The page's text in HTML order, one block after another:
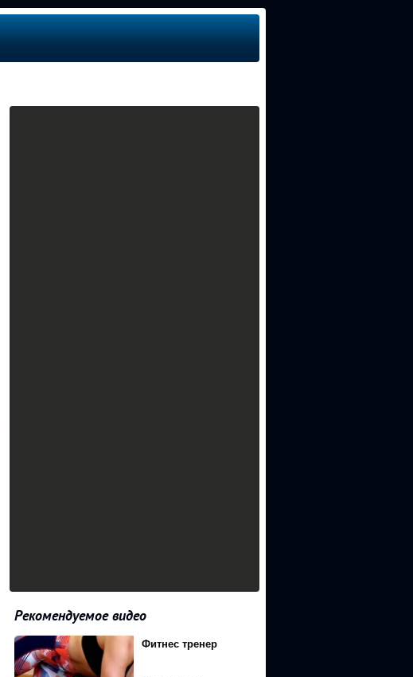
Рекомендуемое видео
Фитнес тренер